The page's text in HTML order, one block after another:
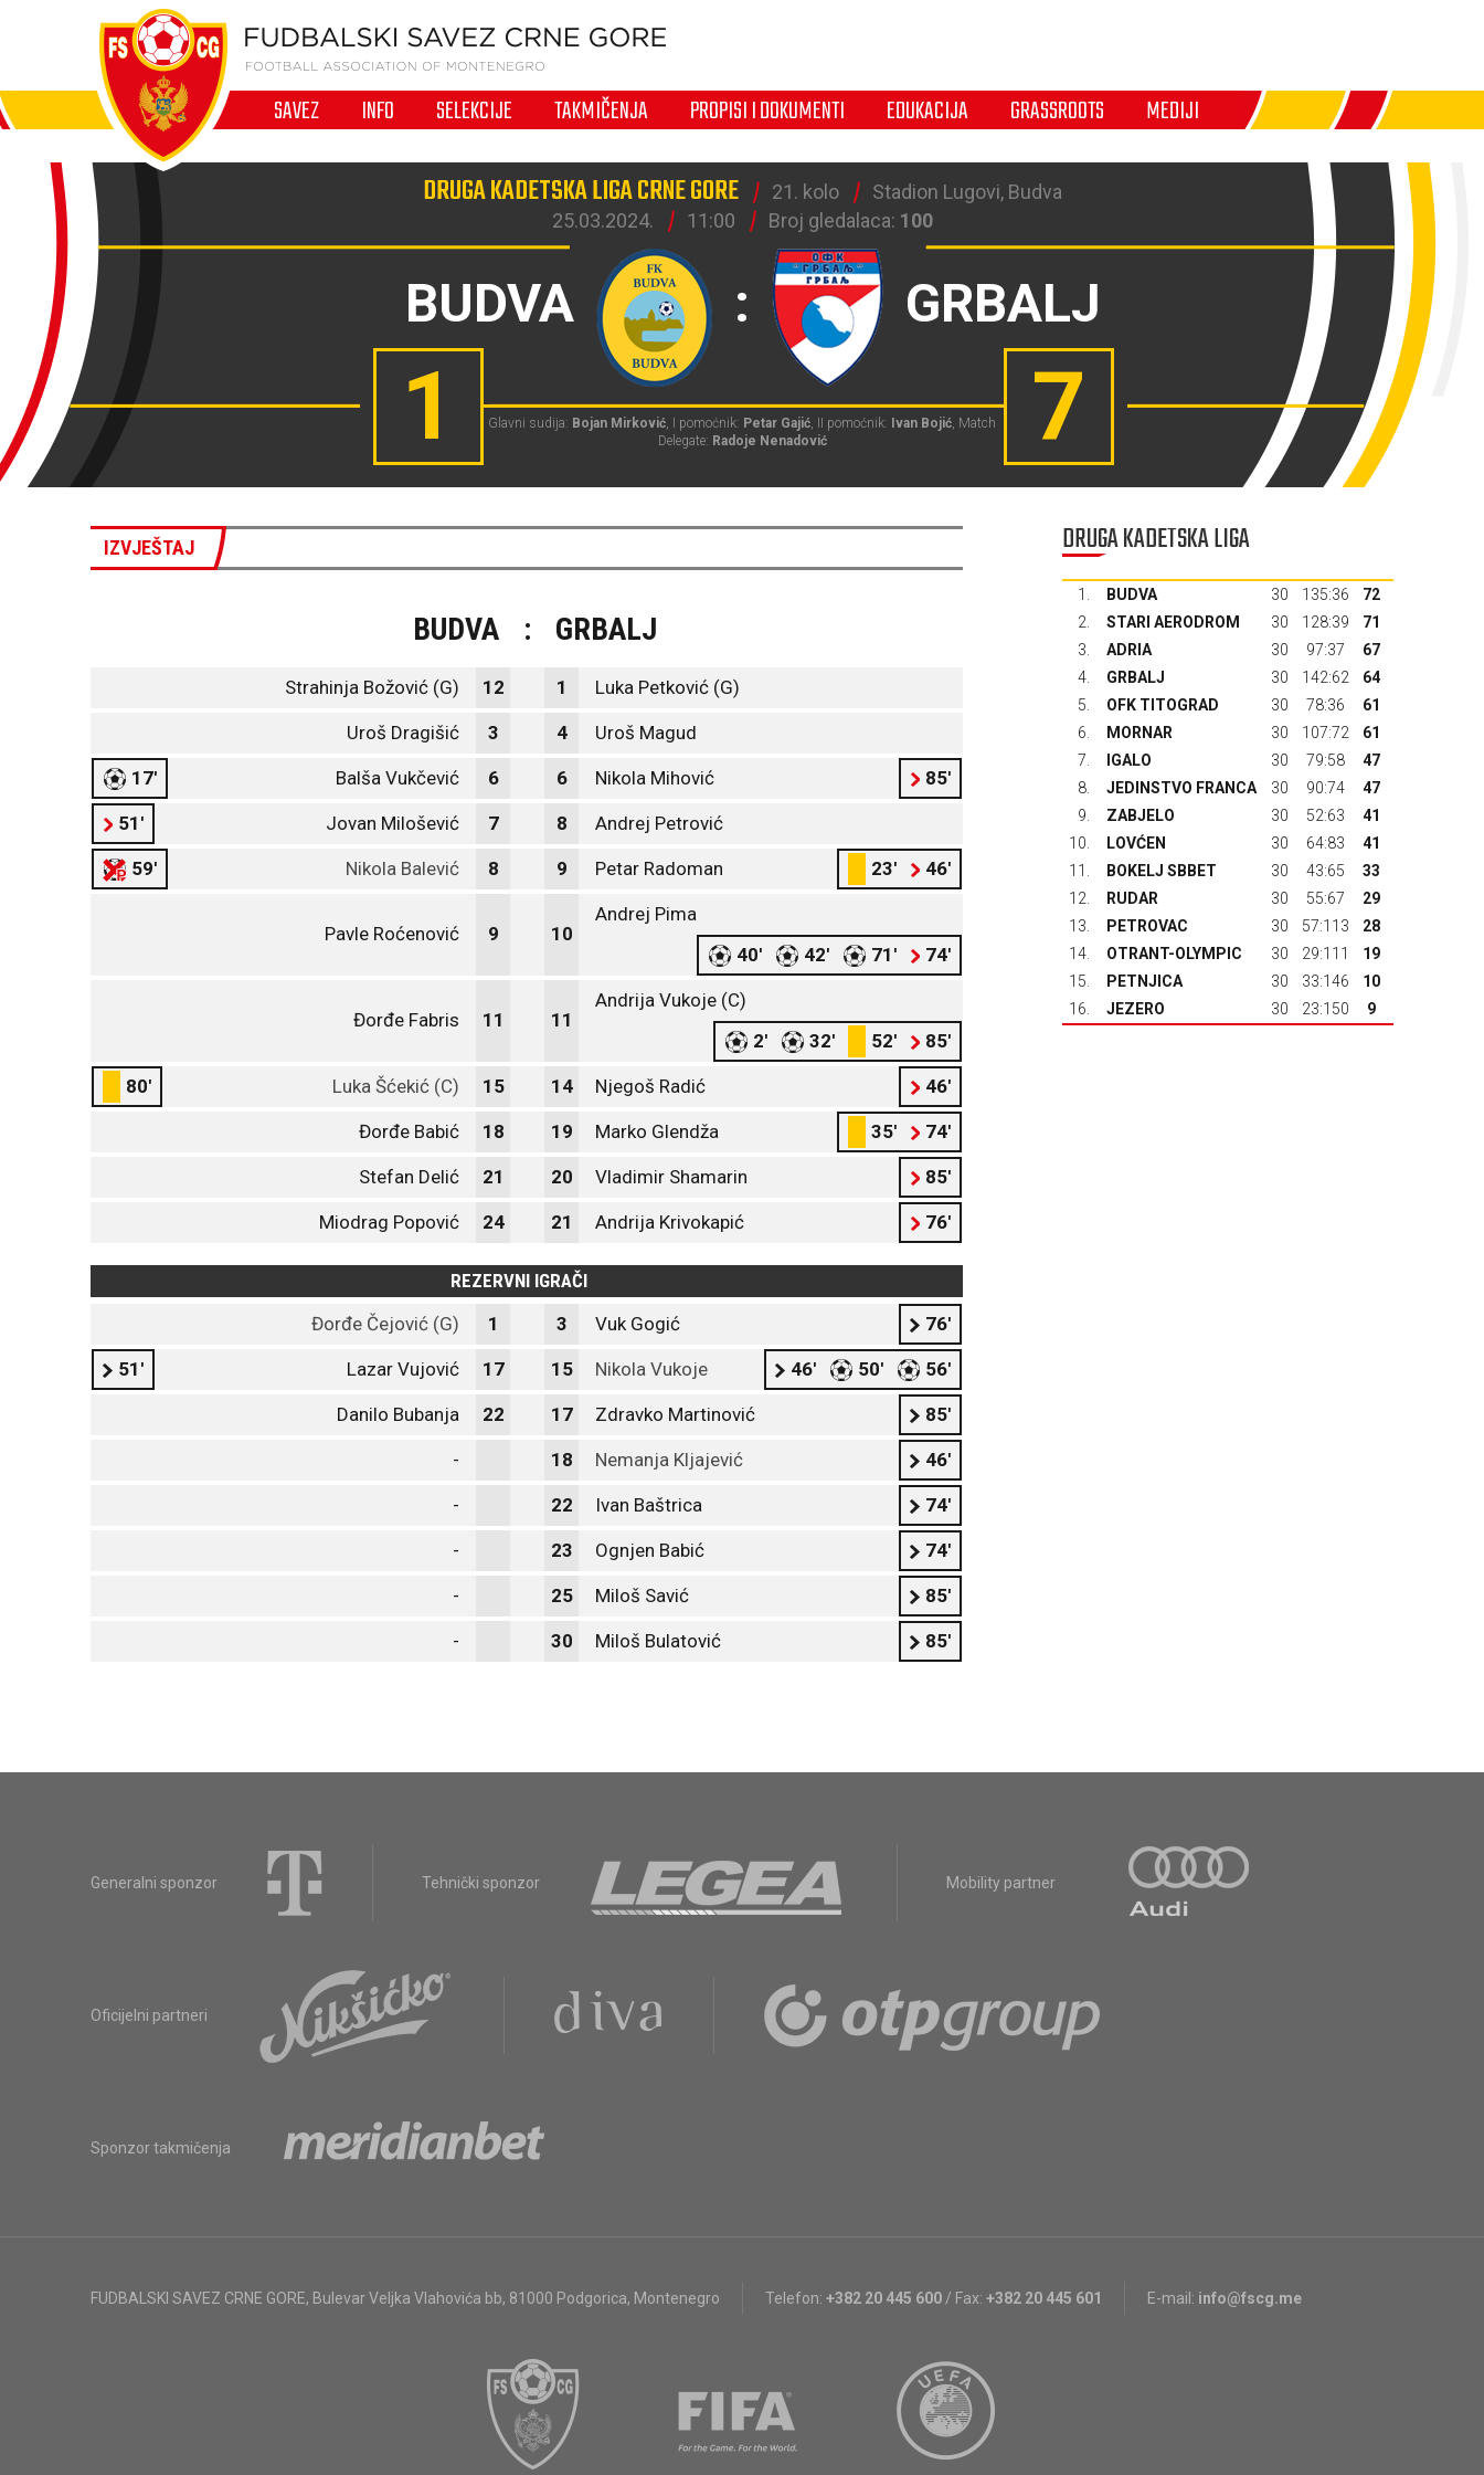
SAVEZ INFO SELEKCIJE TAKMIČENJA PROPISI I DOKUMENTI EDUKACIJA GRASSROOTS MEDIJI
DRUGA KADETSKA LIGA CRNE GORE 21. kolo
Stadion Lugovi, Budva
25.03.2024.
11:00 Broj gledalaca: 100
BUDVA : GRBALJ
1 7
Glavni sudija: Bojan Mirković, I pomoćnik: Petar Gajić, II pomoćnik: Ivan Bojić, Match
Delegate: Radoje Nenadović
IZVJEŠTAJ
BUDVA : GRBALJ
Strahinja Božović (G) 12 1 Luka Petković (G)
Uroš Dragišić 3 4 Uroš Magud
17' Balša Vukčević 6 6 Nikola Mihović 85'
51' Jovan Milošević 7 8 Andrej Petrović
59' Nikola Balević 8 9 Petar Radoman 23' 46'
Pavle Roćenović 9 10
Andrej Pima
40'
42' 71' 74'
Đorđe Fabris 11 11
Andrija Vukoje (C)
2'
32' 52' 85'
80' Luka Šćekić (C) 15 14 Njegoš Radić 46'
Đorđe Babić 18 19 Marko Glendža 35' 74'
Stefan Delić 21 20 Vladimir Shamarin 85'
Miodrag Popović 24 21 Andrija Krivokapić 76'
REZERVNI IGRAČI
Đorđe Čejović (G)
1 3 Vuk Gogić 76'
51' Lazar Vujović 17 15 Nikola Vukoje 46' 50' 56'
Danilo Bubanja 22 17 Zdravko Martinović 85'
- 18 Nemanja Kljajević 46'
- 22 Ivan Baštrica 74'
- 23 Ognjen Babić 74'
- 25 Miloš Savić 85'
- 30 Miloš Bulatović 85'
DRUGA KADETSKA LIGA
1. BUDVA 30 135:36
72
2.
STARI AERODROM 30 128:39
71
3.
ADRIA 30 97:37
67
4.
GRBALJ 30 142:62
64
5.
OFK TITOGRAD 30 78:36
61
6.
MORNAR 30 107:72
61
7.
IGALO 30 79:58
47
8.
JEDINSTVO FRANCA 30 90:74
47
9.
ZABJELO 30 52:63
41
10.
LOVĆEN 30 64:83
41
11.
BOKELJ SBBET 30 43:65
33
12.
RUDAR 30 55:67
29
13.
PETROVAC 30 57:113
28
14.
OTRANT-OLYMPIC 30 29:111
19
15.
PETNJICA 30 33:146
10
16.
JEZERO 30 23:150 9
Generalni sponzor Tehnički sponzor Mobility partner
Oficijelni partneri
Sponzor takmičenja
FUDBALSKI SAVEZ CRNE GORE, Bulevar Veljka Vlahovića bb, 81000 Podgorica, Montenegro Telefon: +382 20 445 600 / Fax: +382 20 445 601 E-mail: info@fscg.me